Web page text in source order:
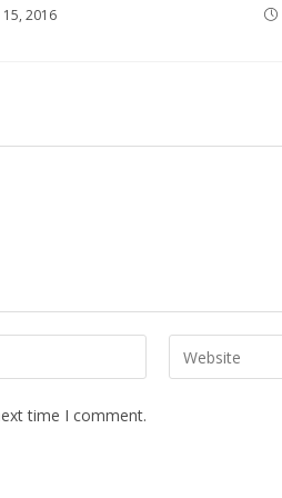
2016
Enter
your
time I comment.